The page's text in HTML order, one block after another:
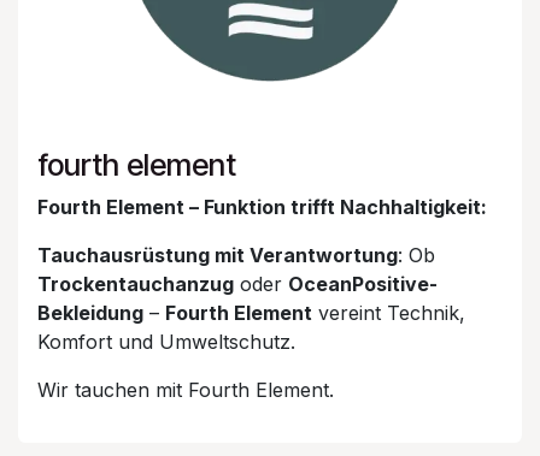
fourth element
Fourth Element – Funktion trifft Nachhaltigkeit:
Tauchausrüstung mit Verantwortung: Ob
Trockentauchanzug oder OceanPositive-
Bekleidung – Fourth Element vereint Technik,
Komfort und Umweltschutz.
Wir tauchen mit Fourth Element.